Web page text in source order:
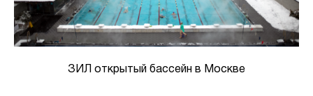
ЗИЛ открытый бассейн в Москве